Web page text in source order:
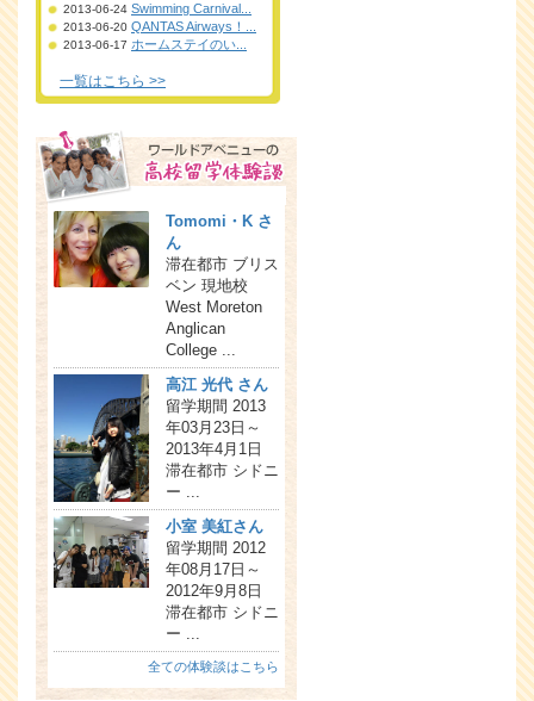
2013-06-24 Swimming Carnival...
2013-06-20 QANTAS Airways！...
2013-06-17 ホームステイのい...
一覧はこちら >>
Tomomi・K さ
ん
滞在都市 ブリス
ベン 現地校
West Moreton
Anglican
College ...
高江 光代 さん
留学期間 2013
年03月23日～
2013年4月1日
滞在都市 シドニ
ー ...
小室 美紅さん
留学期間 2012
年08月17日～
2012年9月8日
滞在都市 シドニ
ー ...
全ての体験談はこちら